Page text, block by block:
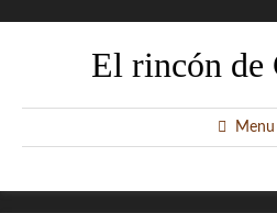
El rincón de
Menu